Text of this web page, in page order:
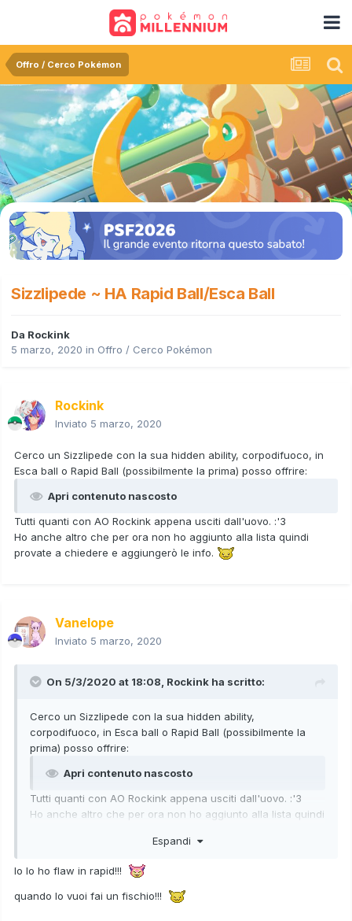
Offro / Cerco Pokémon
Sizzlipede ~ HA Rapid Ball/Esca Ball
Da Rockink
5 marzo, 2020 in Offro / Cerco Pokémon
Rockink
Inviato 5 marzo, 2020
Cerco un Sizzlipede con la sua hidden ability, corpodifuoco, in
Esca ball o Rapid Ball (possibilmente la prima) posso offrire:
Apri contenuto nascosto
Tutti quanti con AO Rockink appena usciti dall'uovo. :'3
Ho anche altro che per ora non ho aggiunto alla lista quindi
provate a chiedere e aggiungerò le info.
Vanelope
Inviato 5 marzo, 2020
On 5/3/2020 at 18:08, Rockink ha scritto:
Cerco un Sizzlipede con la sua hidden ability,
corpodifuoco, in Esca ball o Rapid Ball (possibilmente la
prima) posso offrire:
Apri contenuto nascosto
Tutti quanti con AO Rockink appena usciti dall'uovo. :'3
Ho anche altro che per ora non ho aggiunto alla lista quindi
Espandi
Io lo ho flaw in rapid!!!
quando lo vuoi fai un fischio!!!